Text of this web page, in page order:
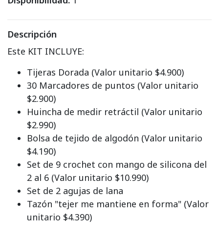
Descripción
Este KIT INCLUYE:
Tijeras Dorada (Valor unitario $4.900)
30 Marcadores de puntos (Valor unitario
$2.900)
Huincha de medir retráctil (Valor unitario
$2.990)
Bolsa de tejido de algodón (Valor unitario
$4.190)
Set de 9 crochet con mango de silicona del
2 al 6 (Valor unitario $10.990)
Set de 2 agujas de lana
Tazón "tejer me mantiene en forma" (Valor
unitario $4.390)